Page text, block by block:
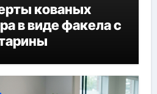
кованых
в виде факела с